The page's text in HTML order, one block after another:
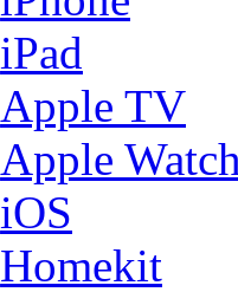
iPad
Apple TV
Apple Watch
iOS
Homekit